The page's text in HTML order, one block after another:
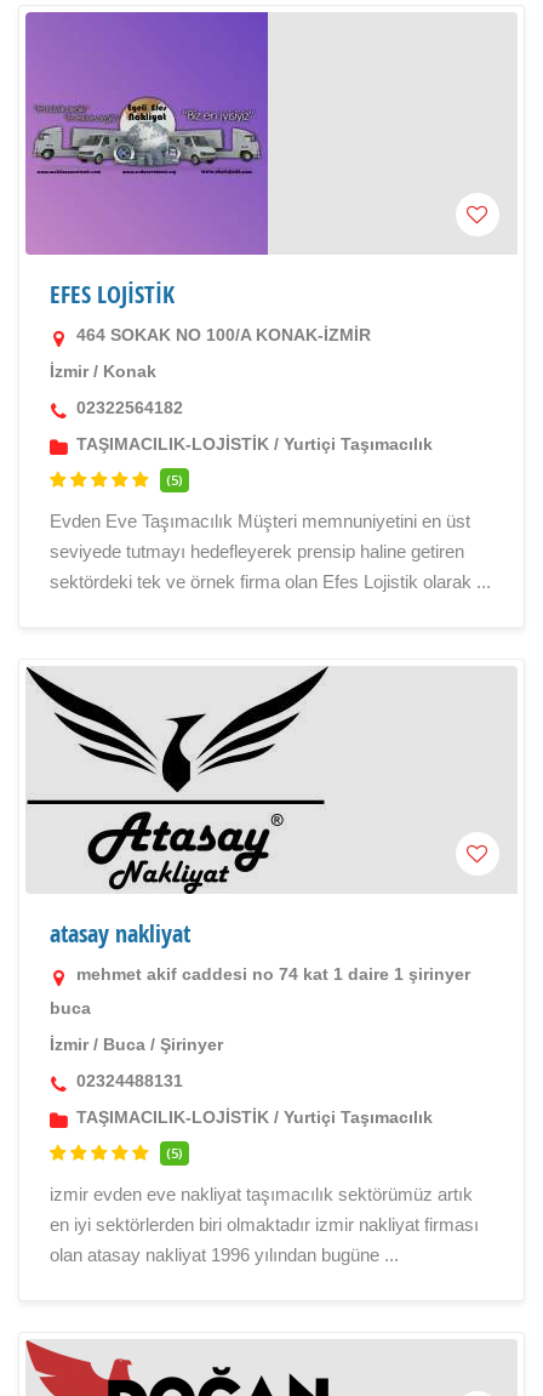
EFES LOJİSTİK
464 SOKAK NO 100/A KONAK-İZMİR
İzmir/ Konak
02322564182
TAŞIMACILIK-LOJİSTİK / Yurtiçi Taşımacılık
(5)
Evden Eve Taşımacılık Müşteri memnuniyetini en üst
seviyede tutmayı hedefleyerek prensip haline getiren
sektördeki tek ve örnek firma olan Efes Lojistik olarak ...
atasay nakliyat
mehmet akif caddesi no 74 kat 1 daire 1 şirinyer
buca
İzmir/ Buca / Şirinyer
02324488131
TAŞIMACILIK-LOJİSTİK / Yurtiçi Taşımacılık
(5)
izmir evden eve nakliyat taşımacılık sektörümüz artık
en iyi sektörlerden biri olmaktadır izmir nakliyat firması
olan atasay nakliyat 1996 yılından bugüne ...